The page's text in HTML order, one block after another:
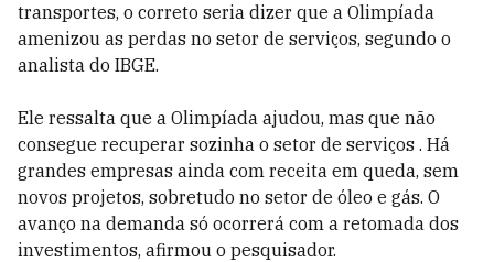
transportes, o correto seria dizer que a Olimpíada
amenizou as perdas no setor de serviços, segundo o
analista do IBGE.
Ele ressalta que a Olimpíada ajudou, mas que não
consegue recuperar sozinha o setor de serviços . Há
grandes empresas ainda com receita em queda, sem
novos projetos, sobretudo no setor de óleo e gás. O
avanço na demanda só ocorrerá com a retomada dos
investimentos, afirmou o pesquisador.